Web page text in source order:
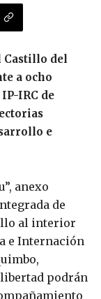
Castillo del
a ocho
IRC de
e
anexo
de
al interior
e Internación
podrán